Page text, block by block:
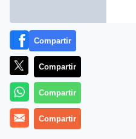
El expresidente del
Rodríguez Zapatero,
Compartir
Compartir
Compartir
Compartir